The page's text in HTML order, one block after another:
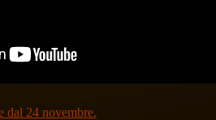
dal 24 novembre.